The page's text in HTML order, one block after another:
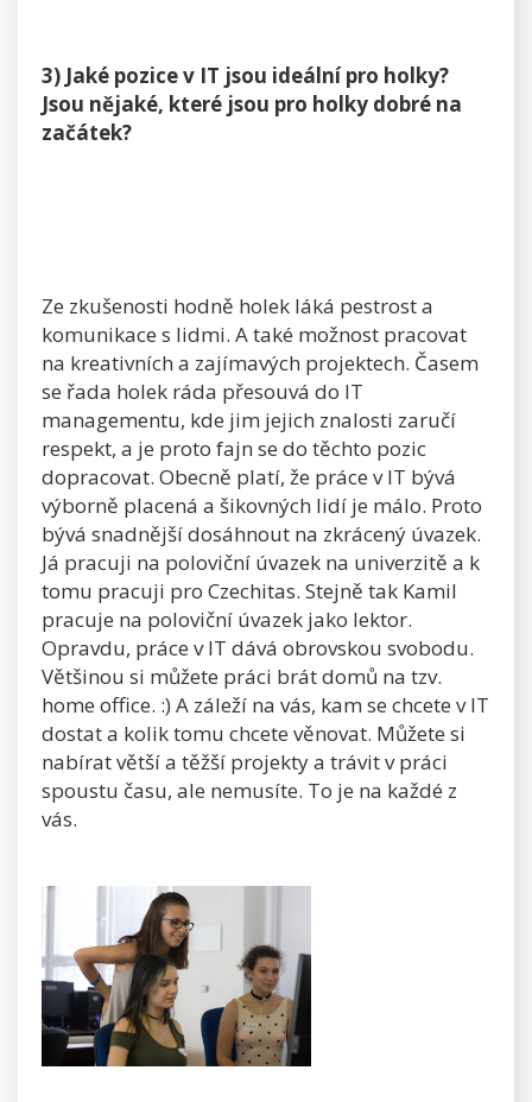
3) Jaké pozice v IT jsou ideální pro holky?
Jsou nějaké, které jsou pro holky dobré na
začátek?
Ze zkušenosti hodně holek láká pestrost a
komunikace s lidmi. A také možnost pracovat
na kreativních a zajímavých projektech. Časem
se řada holek ráda přesouvá do IT
managementu, kde jim jejich znalosti zaručí
respekt, a je proto fajn se do těchto pozic
dopracovat. Obecně platí, že práce v IT bývá
výborně placená a šikovných lidí je málo. Proto
bývá snadnější dosáhnout na zkrácený úvazek.
Já pracuji na poloviční úvazek na univerzitě a k
tomu pracuji pro Czechitas. Stejně tak Kamil
pracuje na poloviční úvazek jako lektor.
Opravdu, práce v IT dává obrovskou svobodu.
Většinou si můžete práci brát domů na tzv.
home office. :) A záleží na vás, kam se chcete v IT
dostat a kolik tomu chcete věnovat. Můžete si
nabírat větší a těžší projekty a trávit v práci
spoustu času, ale nemusíte. To je na každé z
vás.